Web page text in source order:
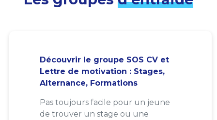
Découvrir le groupe SOS CV et
Lettre de motivation : Stages,
Alternance, Formations
Pas toujours facile pour un jeune
de trouver un stage ou une